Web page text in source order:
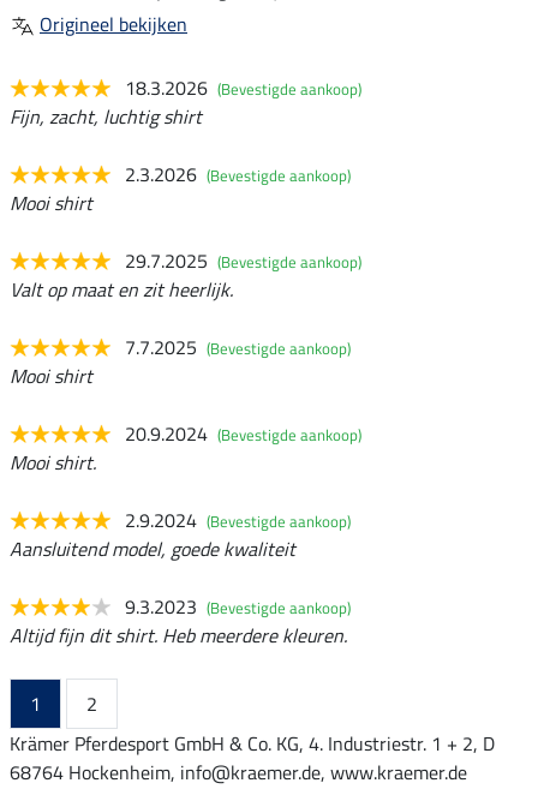
Origineel bekijken
18.3.2026 (Bevestigde aankoop)
Fijn, zacht, luchtig shirt
2.3.2026 (Bevestigde aankoop)
Mooi shirt
29.7.2025 (Bevestigde aankoop)
Valt op maat en zit heerlijk.
7.7.2025 (Bevestigde aankoop)
Mooi shirt
20.9.2024 (Bevestigde aankoop)
Mooi shirt.
2.9.2024 (Bevestigde aankoop)
Aansluitend model, goede kwaliteit
9.3.2023 (Bevestigde aankoop)
Altijd fijn dit shirt. Heb meerdere kleuren.
1
2
Krämer Pferdesport GmbH & Co. KG, 4. Industriestr. 1 + 2, D
68764 Hockenheim, info@kraemer.de, www.kraemer.de